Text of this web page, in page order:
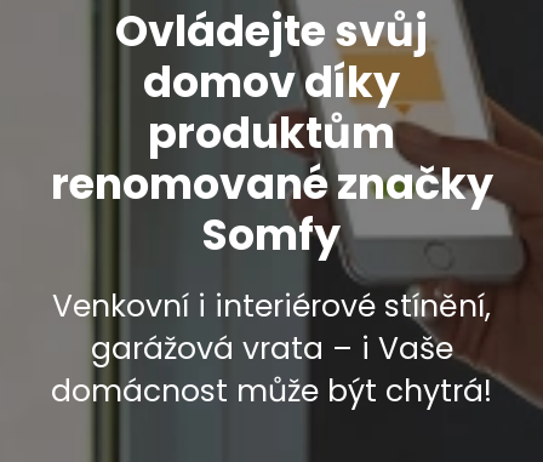
Ovládejte svůj
domov díky
produktům
renomované značky
Somfy
Venkovní i interiérové stínění,
garážová vrata – i Vaše
domácnost může být chytrá!